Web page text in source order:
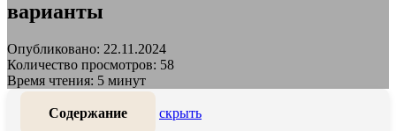
варианты
Опубликовано: 22.11.2024
Количество просмотров: 58
Время чтения: 5 минут
Содержание скрыть